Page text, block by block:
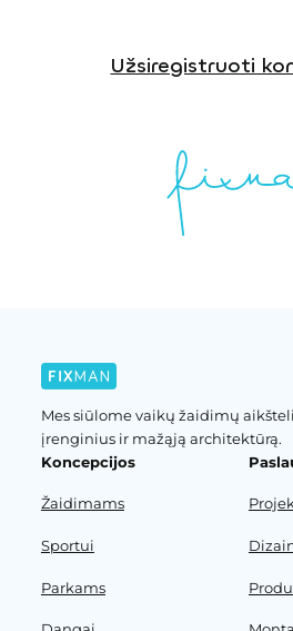
Užsiregistruoti
Mes siūlome vaikų žaidimų
įrenginius ir mažąją architektūrą.
Koncepcijos
Žaidimams
Sportui
Parkams